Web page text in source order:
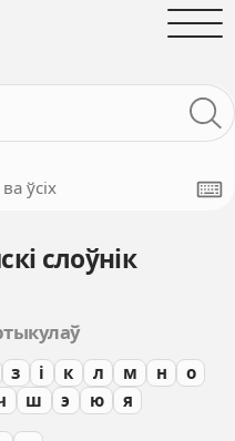
ўсіх
слоўнік
з і к л м н
о
ш э ю я